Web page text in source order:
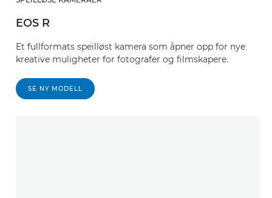
EOS R
Et fullformats speilløst kamera som åpner opp for nye
kreative muligheter for fotografer og filmskapere.
SE NY MODELL